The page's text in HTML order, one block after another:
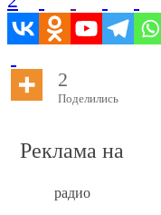
2
Поделились
Реклама на
радио